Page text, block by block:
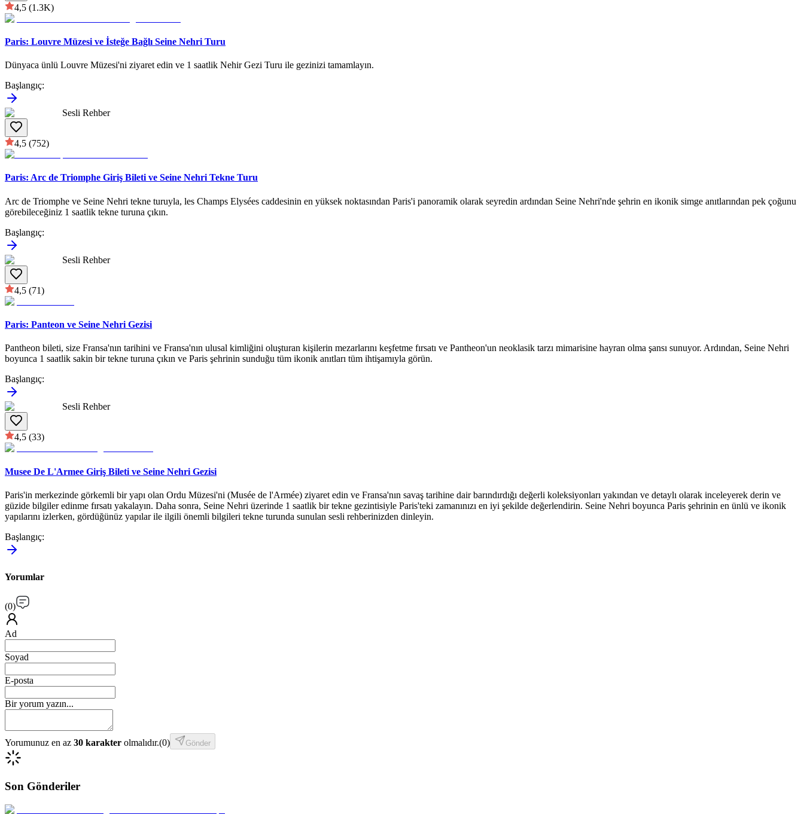
4,5 (1.3K)
Paris: Louvre Müzesi ve İsteğe Bağlı Seine Nehri Turu
Dünyaca ünlü Louvre Müzesi'ni ziyaret edin ve 1 saatlik Nehir Gezi Turu ile gezinizi tamamlayın.
Başlangıç:
Sesli Rehber
4,5 (752)
Paris: Arc de Triomphe Giriş Bileti ve Seine Nehri Tekne Turu
Arc de Triomphe ve Seine Nehri tekne turuyla, les Champs Elysées caddesinin en yüksek noktasından Paris'i panoramik olarak seyredin ardından Seine Nehri'nde şehrin en ikonik simge anıtlarından pek çoğunu
görebileceğiniz 1 saatlik tekne turuna çıkın.
Başlangıç:
Sesli Rehber
4,5 (71)
Paris: Panteon ve Seine Nehri Gezisi
Pantheon bileti, size Fransa'nın tarihini ve Fransa'nın ulusal kimliğini oluşturan kişilerin mezarlarını keşfetme fırsatı ve Pantheon'un neoklasik tarzı mimarisine hayran olma şansı sunuyor. Ardından, Seine Nehri
boyunca 1 saatlik sakin bir tekne turuna çıkın ve Paris şehrinin sunduğu tüm ikonik anıtları tüm ihtişamıyla görün.
Başlangıç:
Sesli Rehber
4,5 (33)
Musee De L'Armee Giriş Bileti ve Seine Nehri Gezisi
Paris'in merkezinde görkemli bir yapı olan Ordu Müzesi'ni (Musée de l'Armée) ziyaret edin ve Fransa'nın savaş tarihine dair barındırdığı değerli koleksiyonları yakından ve detaylı olarak inceleyerek derin ve
güzide bilgiler edinme fırsatı yakalayın. Daha sonra, Seine Nehri üzerinde 1 saatlik bir tekne gezintisiyle Paris'teki zamanınızı en iyi şekilde değerlendirin. Seine Nehri boyunca Paris şehrinin en ünlü ve ikonik
yapılarını izlerken, gördüğünüz yapılar ile ilgili önemli bilgileri tekne turunda sunulan sesli rehberinizden dinleyin.
Başlangıç:
Yorumlar
(0)
Ad
Soyad
E-posta
Bir yorum yazın...
Yorumunuz en az 30 karakter olmalıdır.(0) Gönder
Son Gönderiler